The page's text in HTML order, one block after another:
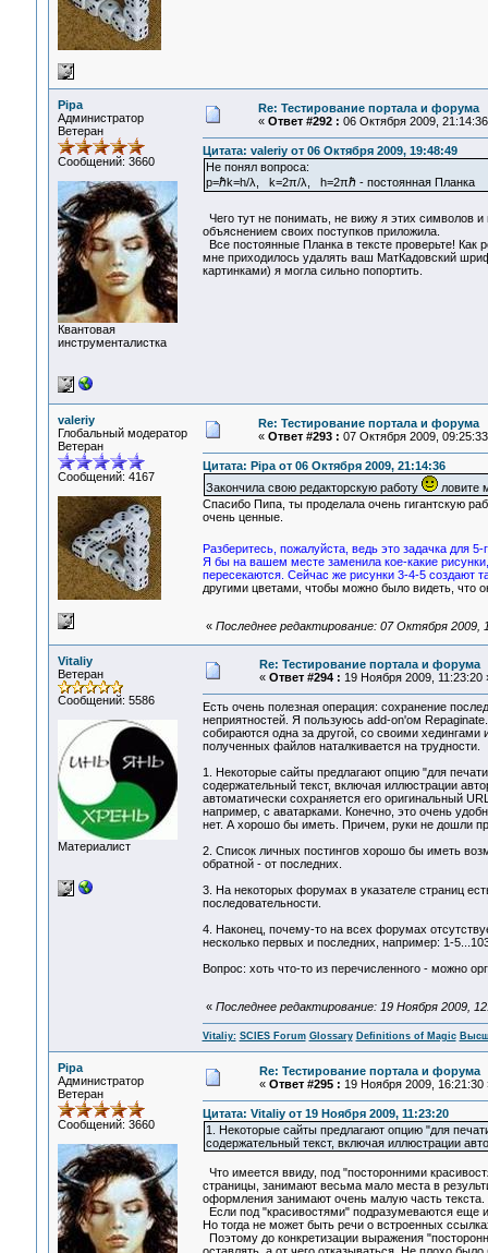
Pipa
Администратор
Ветеран
Сообщений: 3660
Квантовая
инструменталистка
Re: Тестирование портала и форума
« Ответ #292 : 06 Октября 2009,
Цитата: valeriy от 06 Октября 2009, 19:48:49
Не понял вопроса:
p=ℏk=h/λ, k=2π/λ, h=2πℏ - постоянная Планка
Чего тут не понимать, не вижу я этих символов
объяснением своих поступков приложила.
Все постоянные Планка в тексте проверьте!
мне приходилось удалять ваш МатКадовский
картинками) я могла сильно попортить.
valeriy
Глобальный модератор
Ветеран
Сообщений: 4167
Re: Тестирование портала и форума
« Ответ #293 : 07 Октября 2009,
Цитата: Pipa от 06 Октября 2009, 21:14:36
Закончила свою редакторскую работу
ловите
Спасибо Пипа, ты проделала очень гигантскую
очень ценные.
Разберитесь, пожалуйста, ведь это задачка для
Я бы на вашем месте заменила кое-какие
пересекаются. Сейчас же рисунки 3-4-5 создают
другими цветами, чтобы можно было видеть, что
« Последнее редактирование: 07 Октября 2009,
Vitaliy
Ветеран
Сообщений: 5586
Материалист
Re: Тестирование портала и форума
« Ответ #294 : 19 Ноября 2009, 11:23:20
Есть очень полезная операция: сохранение
неприятностей. Я пользуюсь add-on'ом
собираются одна за другой, со своими
полученных файлов наталкивается на трудности.
1. Некоторые сайты предлагают опцию "для
содержательный текст, включая иллюстрации
автоматически сохраняется его оригинальный
например, с аватарками. Конечно, это очень
нет. А хорошо бы иметь. Причем, руки не дошли
2. Список личных постингов хорошо бы иметь
обратной - от последних.
3. На некоторых форумах в указателе страниц
последовательности.
4. Наконец, почему-то на всех форумах
несколько первых и последних, например: 1-
Вопрос: хоть что-то из перечисленного - можно
« Последнее редактирование: 19 Ноября 2009,
Vitaliy: SCIES Forum Glossary Definitions of Magic
Pipa
Администратор
Ветеран
Сообщений: 3660
Re: Тестирование портала и форума
« Ответ #295 : 19 Ноября 2009, 16:21:30
Цитата: Vitaliy от 19 Ноября 2009, 11:23:20
1. Некоторые сайты предлагают опцию "для
содержательный текст, включая иллюстрации
Что имеется ввиду, под "посторонними
страницы, занимают весьма мало места в
оформления занимают очень малую часть текста.
Если под "красивостями" подразумеваются еще
Но тогда не может быть речи о встроенных
Поэтому до конкретизации выражения